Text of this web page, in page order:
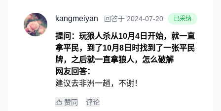
kangmeiyan 回答于 2024-07-20 已采纳
提问：玩狼人杀从10月4日开始，就一直
拿平民，到了10月8日时找到了一张平民
牌，之后就一直拿狼人，怎么破解
网友回答：
建议去非洲一趟，不谢！
赞同 评论